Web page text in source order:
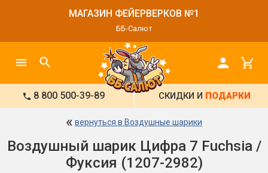
МАГАЗИН ФЕЙЕРВЕРКОВ №1
ББ-Салют
8 800 500-39-89 СКИДКИ И ПОДАРКИ
« вернуться в Воздушные шарики
Воздушный шарик Цифра 7 Fuchsia /
Фуксия (1207-2982)